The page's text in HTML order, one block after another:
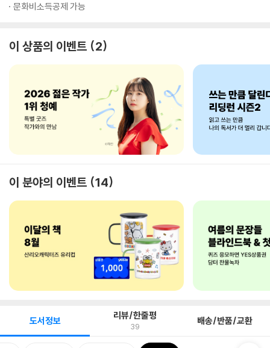
문화비소득공제 가능
이 상품의 이벤트 2
이 분야의 이벤트 14
도서정보 리뷰/한줄평
39 배송/반품/교환